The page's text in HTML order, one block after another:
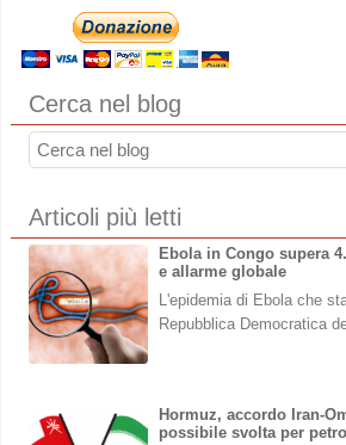
Cerca nel blog
Articoli più letti
Ebola in Congo supera
e allarme globale
L'epidemia di Ebola che
Repubblica Democratica
Hormuz, accordo Iran-
possibile svolta per